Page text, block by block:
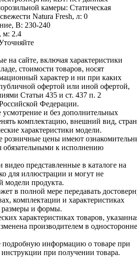
камеры: Статическая
Natura Fresh, л: 0
В: 230-240
м: 2.4
на сайте, включая характеристики
стоимости товаров, носят
характер и ни при каких
офертой или иной офертой,
Статьи 435 и ст. 437 п. 2
Федерации.
усмотрение и без дополнительных
комплектацию, внешний вид,
характеристики модели.
розничные цены имеют
обязательными к исполнению
представленные в каталоге на
для иллюстрации и могут не
модели продукта.
в полной мере передавать
комплектации и характеристиках
размеры и формы.
характеристиках товаров,
производителем в
подробную информацию о товаре при
при получении товара.